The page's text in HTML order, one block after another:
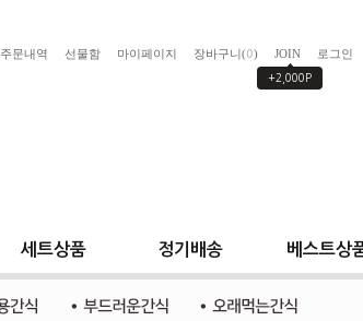
로그인
JOIN
+2,000P
장바구니(0)
마이페이지
선물함
주문내역
세트상품 정기배송 베스트상